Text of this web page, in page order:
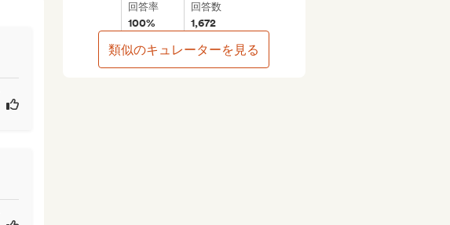
回答率
100%
回答数
1,672
類似のキュレーターを見る